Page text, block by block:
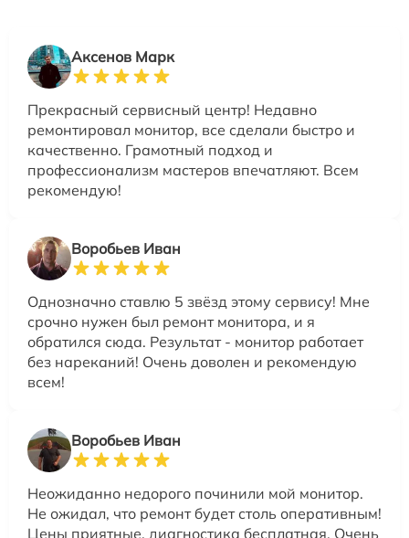
Аксенов Марк
Прекрасный сервисный центр! Недавно
ремонтировал монитор, все сделали быстро и
качественно. Грамотный подход и
профессионализм мастеров впечатляют. Всем
рекомендую!
Воробьев Иван
Однозначно ставлю 5 звёзд этому сервису! Мне
срочно нужен был ремонт монитора, и я
обратился сюда. Результат - монитор работает
без нареканий! Очень доволен и рекомендую
всем!
Воробьев Иван
Неожиданно недорого починили мой монитор.
Не ожидал, что ремонт будет столь оперативным!
Цены приятные, диагностика бесплатная. Очень